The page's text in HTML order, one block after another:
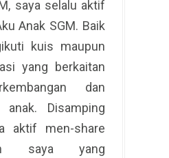
saya selalu aktif
Anak SGM. Baik
kuis maupun
yang berkaitan
dan
anak. Disamping
aktif men-share
saya yang